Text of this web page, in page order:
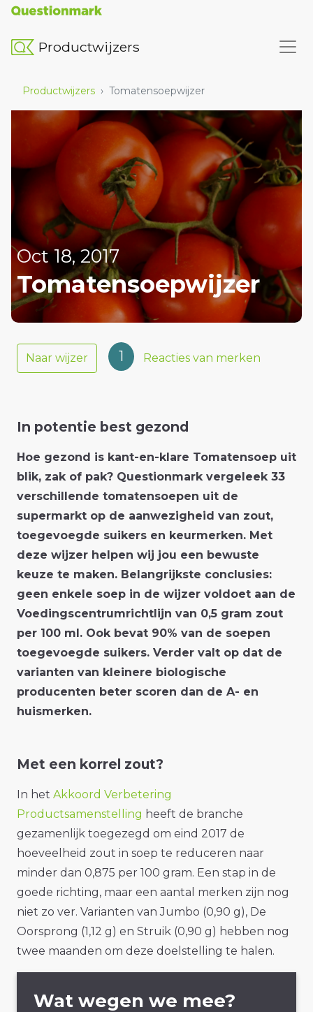
Productwijzers
Productwijzers › Tomatensoepwijzer
Oct 18, 2017
Tomatensoepwijzer
Naar wijzer 1 Reacties van merken
In potentie best gezond
Hoe gezond is kant-en-klare Tomatensoep uit
blik, zak of pak? Questionmark vergeleek 33
verschillende tomatensoepen uit de
supermarkt op de aanwezigheid van zout,
toegevoegde suikers en keurmerken. Met
deze wijzer helpen wij jou een bewuste
keuze te maken. Belangrijkste conclusies:
geen enkele soep in de wijzer voldoet aan de
Voedingscentrumrichtlijn van 0,5 gram zout
per 100 ml. Ook bevat 90% van de soepen
toegevoegde suikers. Verder valt op dat de
varianten van kleinere biologische
producenten beter scoren dan de A- en
huismerken.
Met een korrel zout?
In het Akkoord Verbetering
Productsamenstelling heeft de branche
gezamenlijk toegezegd om eind 2017 de
hoeveelheid zout in soep te reduceren naar
minder dan 0,875 per 100 gram. Een stap in de
goede richting, maar een aantal merken zijn nog
niet zo ver. Varianten van Jumbo (0,90 g), De
Oorsprong (1,12 g) en Struik (0,90 g) hebben nog
twee maanden om deze doelstelling te halen.
Wat wegen we mee?